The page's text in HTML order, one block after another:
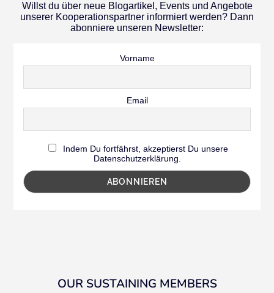
Willst du über neue Blogartikel, Events und Angebote
unserer Kooperationspartner informiert werden? Dann
abonniere unseren Newsletter:
Vorname
Email
Indem Du fortfährst, akzeptierst Du unsere
Datenschutzerklärung.
OUR SUSTAINING MEMBERS